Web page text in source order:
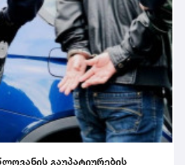
გაუპატიურების